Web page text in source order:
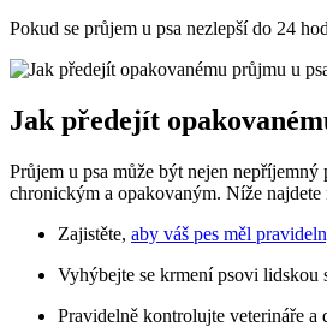
Pokud se průjem u psa nezlepší do 24
Jak předejít
Průjem u psa může být nejen nepříjemný
chronickým a opakovaným. Níže
Zajistěte, aby váš pes měl
Vyhýbejte se krmení psovi lidskou
Pravidelně kontrolujte veterináře